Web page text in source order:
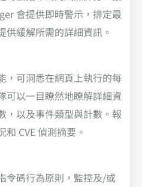
會提供即時警示，排定最
供緩解所需的詳細資訊。
，可洞悉在網頁上執行的每
可以一目瞭然地瞭解詳細資
，以及事件類型與計數。報
CVE 偵測摘要。
令碼行為原則，監控及/或